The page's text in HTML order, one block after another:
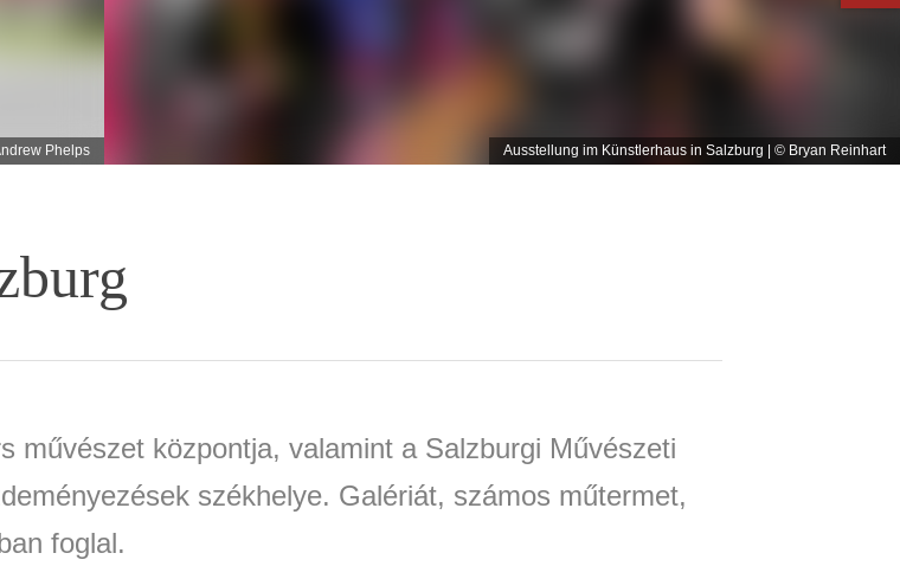
Phelps Ausstellung im Künstlerhaus in Salzburg | © Bryan Reinhart
művészet központja, valamint a Salzburgi Művészeti
székhelye. Galériát, számos műtermet,
foglal.